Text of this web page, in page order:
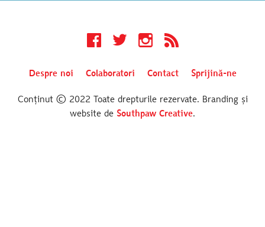
Facebook Twitter Instagram RSS
Despre noi Colaboratori Contact Sprijină-ne
Conținut © 2022 Toate drepturile rezervate. Branding și
website de Southpaw Creative.